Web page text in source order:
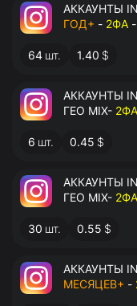
АККАУНТЫ
ГОД+ - 2ФА
64 шт. 1.40 $
АККАУНТЫ
ГЕО MIX- 2ФА
6 шт. 0.45 $
АККАУНТЫ
ГЕО MIX- 2ФА
30 шт. 0.55 $
АККАУНТЫ
МЕСЯЦЕВ+ -